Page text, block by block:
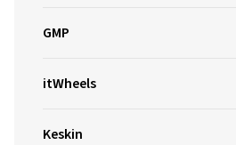
GMP
itWheels
Keskin